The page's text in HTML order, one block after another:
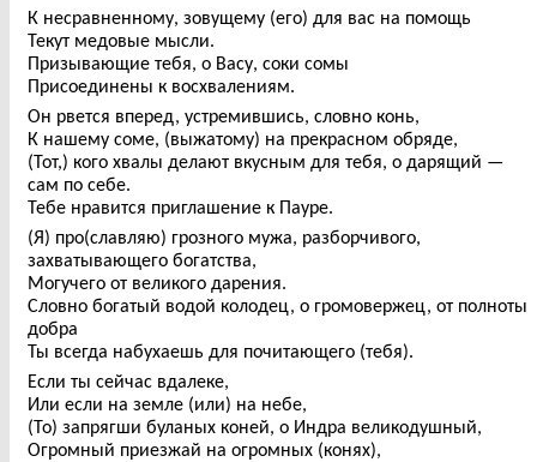
К несравненному, зовущему (его) для вас на помощь
Текут медовые мысли.
Призывающие тебя, о Васу, соки сомы
Присоединены к восхвалениям.
Он рвется вперед, устремившись, словно конь,
К нашему соме, (выжатому) на прекрасном обряде,
(Тот,) кого хвалы делают вкусным для тебя, о дарящий —
сам по себе.
Тебе нравится приглашение к Пауре.
(Я) про(славляю) грозного мужа, разборчивого,
захватывающего богатства,
Могучего от великого дарения.
Словно богатый водой колодец, о громовержец, от полноты
добра
Ты всегда набухаешь для почитающего (тебя).
Если ты сейчас вдалеке,
Или если на земле (или) на небе,
(То) запрягши буланых коней, о Индра великодушный,
Огромный приезжай на огромных (конях),